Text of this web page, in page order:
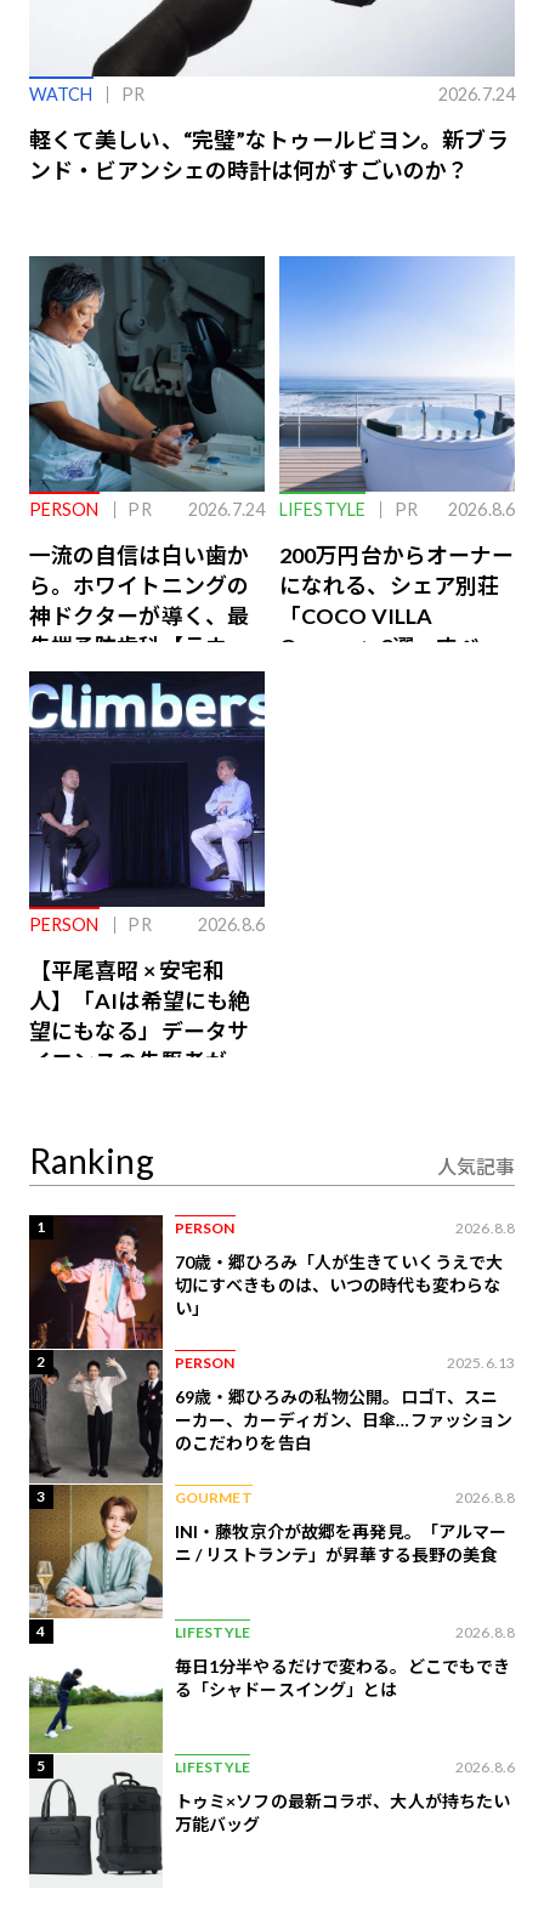
WATCH PR 2026.7.24
軽くて美しい、“完璧”なトゥールビヨン。新ブラ
ンド・ビアンシェの時計は何がすごいのか？
PERSON PR 2026.7.24
一流の自信は白い歯か
ら。ホワイトニングの
神ドクターが導く、最
先端予防歯科【ラウン
ジ会員特典あり】
LIFESTYLE PR 2026.8.6
200万円台からオーナー
になれる、シェア別荘
「COCO VILLA
Owners」3選。すべて
PERSON PR 2026.8.6
【平尾喜昭 × 安宅和
人】「AIは希望にも絶
望にもなる」データサ
イエンスの先駆者が語
Ranking 人気記事
1 PERSON 2026.8.8
70歳・郷ひろみ「人が生きていくうえで大
切にすべきものは、いつの時代も変わらな
い」
2 PERSON 2025.6.13
69歳・郷ひろみの私物公開。ロゴT、スニ
ーカー、カーディガン、日傘…ファッション
のこだわりを告白
3 GOURMET 2026.8.8
INI・藤牧京介が故郷を再発見。「アルマー
ニ / リストランテ」が昇華する長野の美食
4 LIFESTYLE 2026.8.8
毎日1分半やるだけで変わる。どこでもでき
る「シャドースイング」とは
5 LIFESTYLE 2026.8.6
トゥミ×ソフの最新コラボ、大人が持ちたい
万能バッグ